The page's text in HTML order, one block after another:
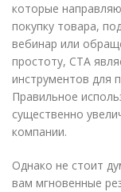
которые
покупку товара,
вебинар или
простоту, CTA
инструментов для
Правильное
существенно
компании.
Однако не стоит
вам мгновенные